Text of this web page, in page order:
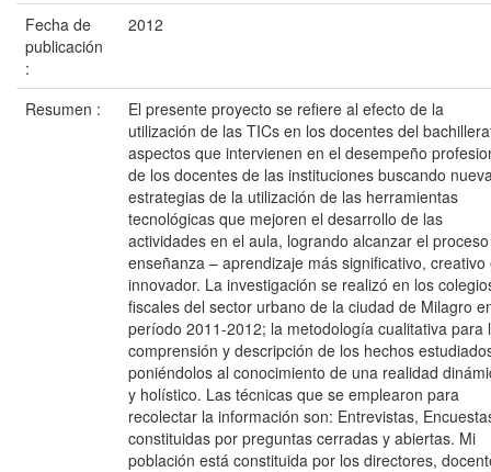
Fecha de
publicación
:
2012
Resumen :
El presente proyecto se refiere al efecto de la
utilización de las TICs en los docentes del
aspectos que intervienen en el desempeño
de los docentes de las instituciones buscando
estrategias de la utilización de las herramientas
tecnológicas que mejoren el desarrollo de las
actividades en el aula, logrando alcanzar el
enseñanza – aprendizaje más significativo, creativo
innovador. La investigación se realizó en los
fiscales del sector urbano de la ciudad de Milagro
período 2011-2012; la metodología cualitativa para
comprensión y descripción de los hechos
poniéndolos al conocimiento de una realidad
y holístico. Las técnicas que se emplearon para
recolectar la información son: Entrevistas,
constituidas por preguntas cerradas y abiertas. Mi
población está constituida por los directores,